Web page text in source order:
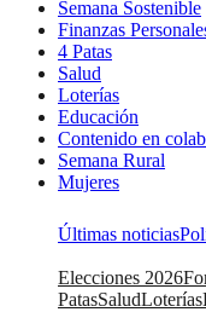
Semana Sostenible
Finanzas
4 Patas
Salud
Loterías
Educación
Contenido en
Semana Rural
Mujeres
Últimas noticias
Elecciones 2026
PatasSaludLoterías